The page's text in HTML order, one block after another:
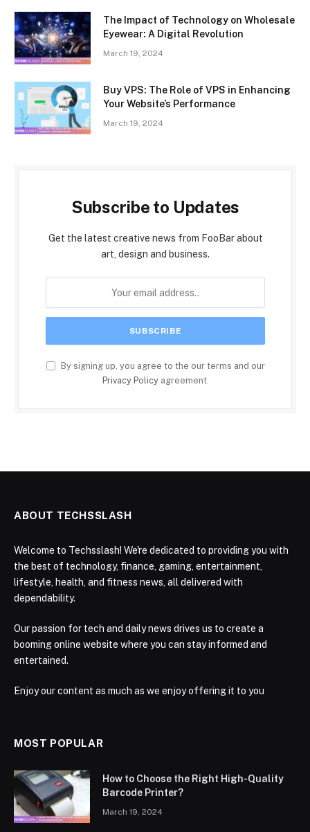
The Impact of Technology on Wholesale
Eyewear: A Digital Revolution
March 19, 2024
Buy VPS: The Role of VPS in Enhancing
Your Website’s Performance
March 19, 2024
Subscribe to Updates
Get the latest creative news from FooBar about
art, design and business.
By signing up, you agree to the our terms and our
Privacy Policyagreement.
ABOUT TECHSSLASH
Welcome to Techsslash! We're dedicated to providing you with
the best of technology, finance, gaming, entertainment,
lifestyle, health, and fitness news, all delivered with
dependability.
Our passion for tech and daily news drives us to create a
booming online website where you can stay informed and
entertained.
Enjoy our content as much as we enjoy offering it to you
MOST POPULAR
How to Choose the Right High-Quality
Barcode Printer?
March 19, 2024